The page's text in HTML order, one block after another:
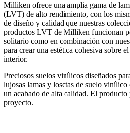
Milliken ofrece una amplia gama de
(LVT) de alto rendimiento, con los
de diseño y calidad que nuestras
productos LVT de Milliken funcionan
solitario como en combinación con
para crear una estética cohesiva sobre
interior.
Preciosos suelos vinílicos diseñados
lujosas lamas y losetas de suelo
un acabado de alta calidad. El
proyecto.